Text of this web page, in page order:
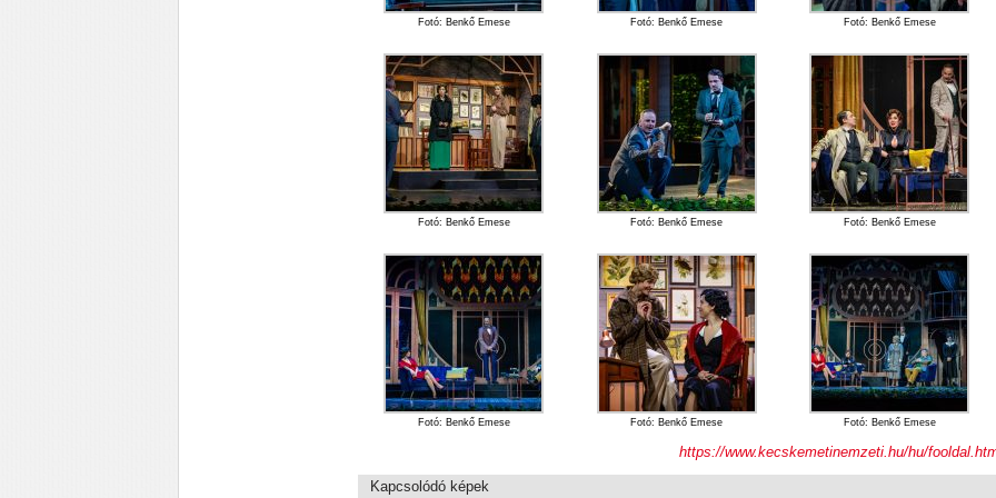
Fotó: Benkő Emese Fotó: Benkő Emese Fotó: Benkő Emese
Fotó: Benkő Emese Fotó: Benkő Emese Fotó: Benkő Emese
Fotó: Benkő Emese Fotó: Benkő Emese Fotó: Benkő Emese
https://www.kecskemetinemzeti.hu/hu/
Kapcsolódó képek